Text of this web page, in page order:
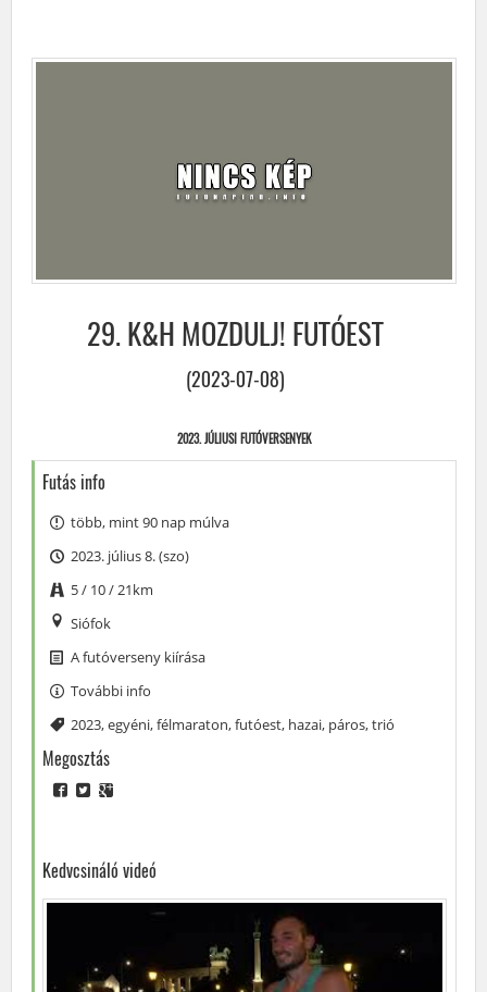
29. K&H MOZDULJ! FUTÓEST
(2023-07-08)
2023. JÚLIUSI FUTÓVERSENYEK
Futás info
több, mint 90 nap múlva
2023. július 8. (szo)
5 / 10 / 21km
Siófok
A futóverseny kiírása
További info
Címke
2023,egyéni,félmaraton,futóest, hazai, páros,trió
Megosztás
Kedvcsináló videó